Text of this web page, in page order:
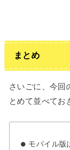
まとめ
さいごに、今回
とめて並べてお
モバイル版